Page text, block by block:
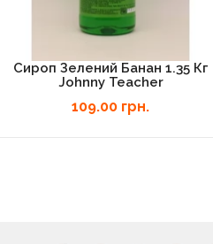
Сироп Зелений Банан 1.35 Кг
Johnny Teacher
109.00 грн.